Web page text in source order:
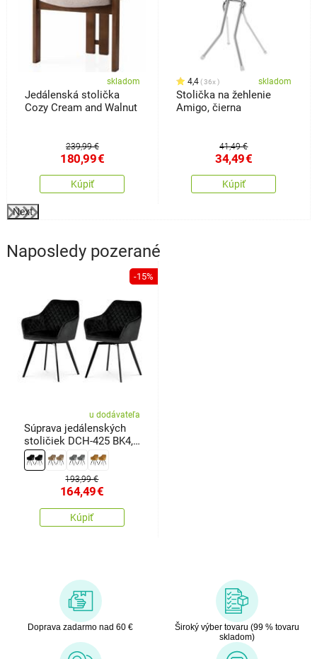
skladom
Jedálenská stolička
Cozy Cream and Walnut
239,99 €
180,99€
Kúpiť
4,4 36x skladom
Stolička na žehlenie
Amigo, čierna
41,49 €
34,49€
Kúpiť
Next
Naposledy pozerané
-15%
u dodávateľa
Súprava jedálenských
stoličiek DCH-425 BK4,
2 ks
193,99 €
164,49€
Kúpiť
Doprava zadarmo nad 60 €
Široký výber tovaru (99 % tovaru
skladom)